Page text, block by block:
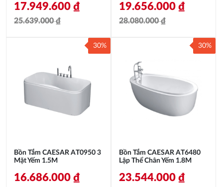
25.639.000₫
25.639.000 ₫.
17.949.600 ₫
là:
17.949.600 ₫.
28.080.000₫
28.080.000 ₫.
19.656.000 ₫
là:
19.656.000 ₫.
Bồn Tắm CAESAR AT0950 3
Mặt Yếm 1.5M
16.686.000 ₫
30%
Bồn Tắm CAESAR AT6480
Lập Thể Chân Yếm 1.8M
23.544.000 ₫
30%